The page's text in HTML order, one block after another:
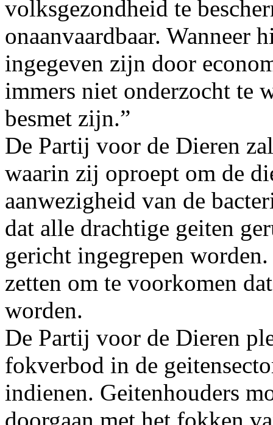
volksgezondheid te
onaanvaardbaar. Wanneer
ingegeven zijn door
immers niet onderzocht te
besmet zijn.”
De Partij voor de Dieren
waarin zij oproept om de
aanwezigheid van de
dat alle drachtige geiten
gericht ingegrepen
zetten om te voorkomen
worden.
De Partij voor de Dieren
fokverbod in de
indienen. Geitenhouders
doorgaan met het fokken